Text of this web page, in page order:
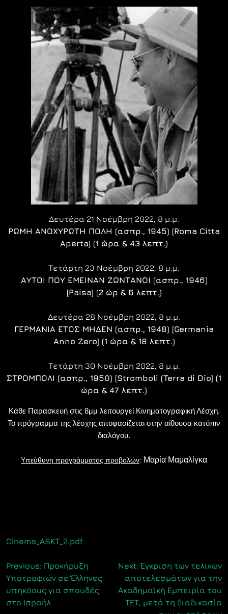
Δευτέρα 21 Νοέμβρη 2022, 8 μ.μ.
ΡΩΜΗ ΑΝΟΧΥΡΩΤΗ ΠΟΛΗ (ασπρ., 1945) [Roma Citta
Aperta] (1 ώρα & 43 λεπτ.)
Τετάρτη 23 Νοέμβρη 2022, 8 μ.μ.
ΑΥΤΟΙ ΠΟΥ ΕΜΕΙΝΑΝ ΖΩΝΤΑΝΟΙ (ασπρ., 1946)
[Paisa] (2 ώρ & 6 λεπτ.)
Δευτέρα 28 Νοέμβρη 2022, 8 μ.μ.
ΓΕΡΜΑΝΙΑ ΕΤΟΣ ΜΗΔΕΝ (ασπρ., 1948) [Germania
Anno Zero] (1 ώρα & 18 λεπτ.)
Τετάρτη 30 Νοέμβρη 2022, 8 μ.μ.
ΣΤΡΟΜΠΟΛΙ (ασπρ., 1950) [Stromboli (Terra di Dio] (1
ώρα & 47 λεπτ.)
Κάθε Παρασκευή στις 8μμ λειτουργεί Κινηματογραφική Λέσχη.
Το πρόγραμμα της λέσχης αποφασίζεται στην αίθουσα κατόπιν
διαλόγου.
Υπεύθυνη προγράμματος προβολών: Μαρία Μαμαλίγκα
Cinema_ASKT_2.pdf
Πλοήγηση
άρθρων
Previous: Προκήρυξη
Υποτροφιών σε Έλληνες
υπηκόους για σπουδές
στο Ισραήλ
Next: Έγκριση των τελικών
αποτελεσμάτων για την
Ακαδημαϊκή Εμπειρία του
ΤΕΤ, μετά τη διαδικασία